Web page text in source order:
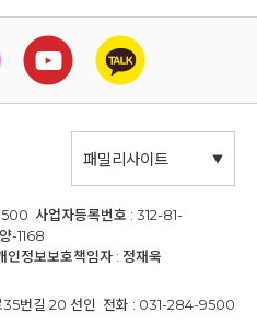
패밀리사이트
사업자등록번호 : 312-81-
-1168
정보보호책임자 : 정재욱
35번길 20 선인 전화 : 031-284-9500